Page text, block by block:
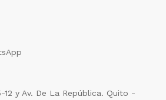
12 y Av. De La República. Quito -